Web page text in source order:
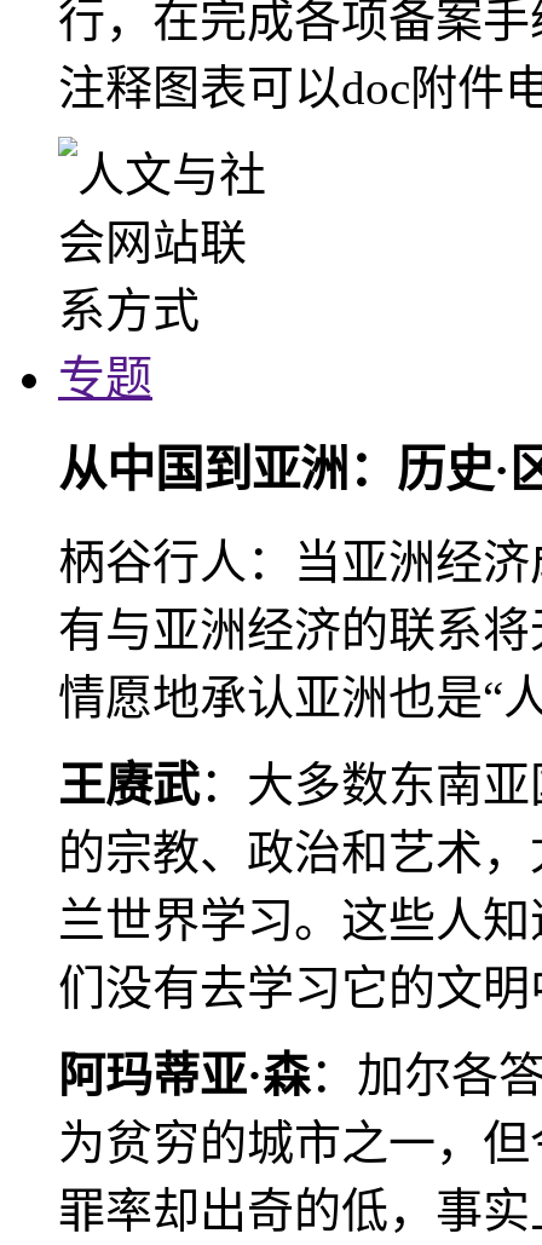
行，在完成各项备案
注释图表可以doc附件
专题
从中国到亚洲：历史·
柄谷行人：当亚洲经
有与亚洲经济的联系
情愿地承认亚洲也是“
王赓武：大多数东南
的宗教、政治和艺术
兰世界学习。这些人
们没有去学习它的文
阿玛蒂亚·森：加尔各
为贫穷的城市之一，
罪率却出奇的低，事